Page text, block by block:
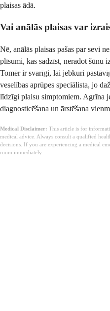
plaisas ādā.
Vai anālās plaisas var
Nē, anālās plaisas pašas par sevi
plīsumi, kas sadzīst, neradot šūnu
Tomēr ir svarīgi, lai jebkuri
veselības aprūpes speciālista, jo
līdzīgi plaisu simptomiem. Agrīna
diagnosticēšana un ārstēšana
Medical Disclaimer: This article is for
medical advice. Always consult a qualified
decisions. If you are experiencing a medical
room immediately.